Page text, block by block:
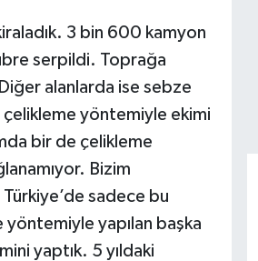
3 bin 600 kamyon
serpildi. Toprağa
alanlarda ise sebze
çelikleme yöntemiyle ekimi
bir de çelikleme
Bizim
sadece bu
yapılan başka
yaptık. 5 yıldaki